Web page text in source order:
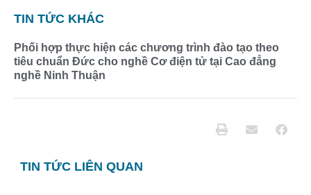
TIN TỨC KHÁC
Phối hợp thực hiện các chương trình đào tạo theo
tiêu chuẩn Đức cho nghề Cơ điện tử tại Cao đẳng
nghề Ninh Thuận
TIN TỨC LIÊN QUAN